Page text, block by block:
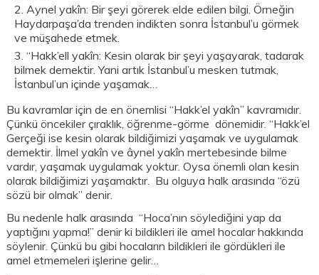
Aynel yakîn: Bir şeyi görerek elde edilen bilgi. Örneğin
Haydarpaşa’da trenden indikten sonra İstanbul’u görmek
ve müşahede etmek.
“Hakk’ell yakîn: Kesin olarak bir şeyi yaşayarak, tadarak
bilmek demektir. Yani artık İstanbul’u mesken tutmak,
İstanbul’un içinde yaşamak…
Bu kavramlar için de en önemlisi “Hakk’el yakîn” kavramıdır.
Çünkü öncekiler çıraklık, öğrenme-görme dönemidir. “Hakk’el
Gerçeği ise kesin olarak bildiğimizi yaşamak ve uygulamak
demektir. İlmel yakîn ve âynel yakîn mertebesinde bilme
vardır, yaşamak uygulamak yoktur. Oysa önemli olan kesin
olarak bildiğimizi yaşamaktır. Bu olguya halk arasında “özü
sözü bir olmak” denir.
Bu nedenle halk arasında “Hoca’nın söylediğini yap da
yaptığını yapma!” denir ki bildikleri ile amel hocalar hakkında
söylenir. Çünkü bu gibi hocaların bildikleri ile gördükleri ile
amel etmemeleri işlerine gelir…